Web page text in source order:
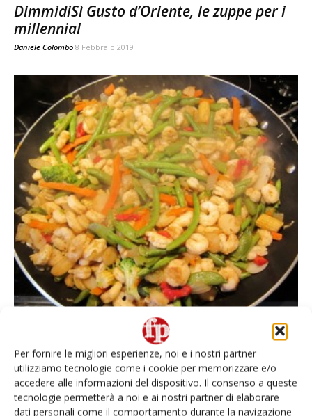
Per fornire le migliori esperienze, noi e i nostri partner
utilizziamo tecnologie come i cookie per memorizzare e/o
accedere alle informazioni del dispositivo. Il consenso a queste
tecnologie permetterà a noi e ai nostri partner di elaborare
dati personali come il comportamento durante la navigazione
DimmidiSì Gusto d’Oriente, le zuppe per i
millennial
Daniele Colombo 8 Febbraio 2019
Piatti etnici, nuova nicchia dei surgelati
Francesca Baccino 8 Ottobre 2016
E-Magazine